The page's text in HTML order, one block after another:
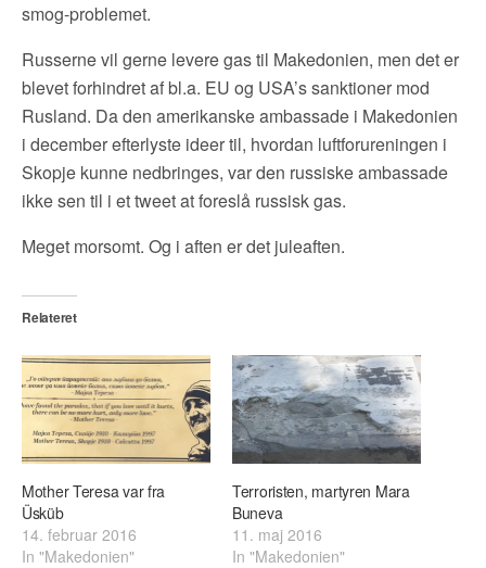
smog-problemet.
Russerne vil gerne levere gas til Makedonien, men det er
blevet forhindret af bl.a. EU og USA’s sanktioner mod
Rusland. Da den amerikanske ambassade i Makedonien
i december efterlyste ideer til, hvordan luftforureningen i
Skopje kunne nedbringes, var den russiske ambassade
ikke sen til i et tweet at foreslå russisk gas.
Meget morsomt. Og i aften er det juleaften.
Relateret
Mother Teresa var fra
Üsküb
14. februar 2016
In "Makedonien"
Terroristen, martyren Mara
Buneva
11. maj 2016
In "Makedonien"